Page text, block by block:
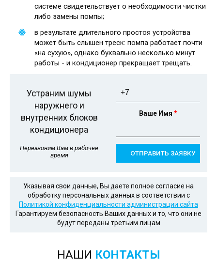
системе свидетельствует о необходимости чистки
либо замены помпы;
в результате длительного простоя устройства
может быть слышен треск: помпа работает почти
«на сухую», однако буквально несколько минут
работы - и кондиционер прекращает трещать.
Устраним шумы
наружнего и
внутренних блоков
кондиционера
Перезвоним Вам в рабочее
время
Телефон
Ваше Имя *
Указывая свои данные, Вы даете полное согласие на
обработку персональных данных в соответствии с
Политикой конфиденциальности администрации сайта
Гарантируем безопасность Ваших данных и то, что они не
будут переданы третьим лицам
НАШИ КОНТАКТЫ